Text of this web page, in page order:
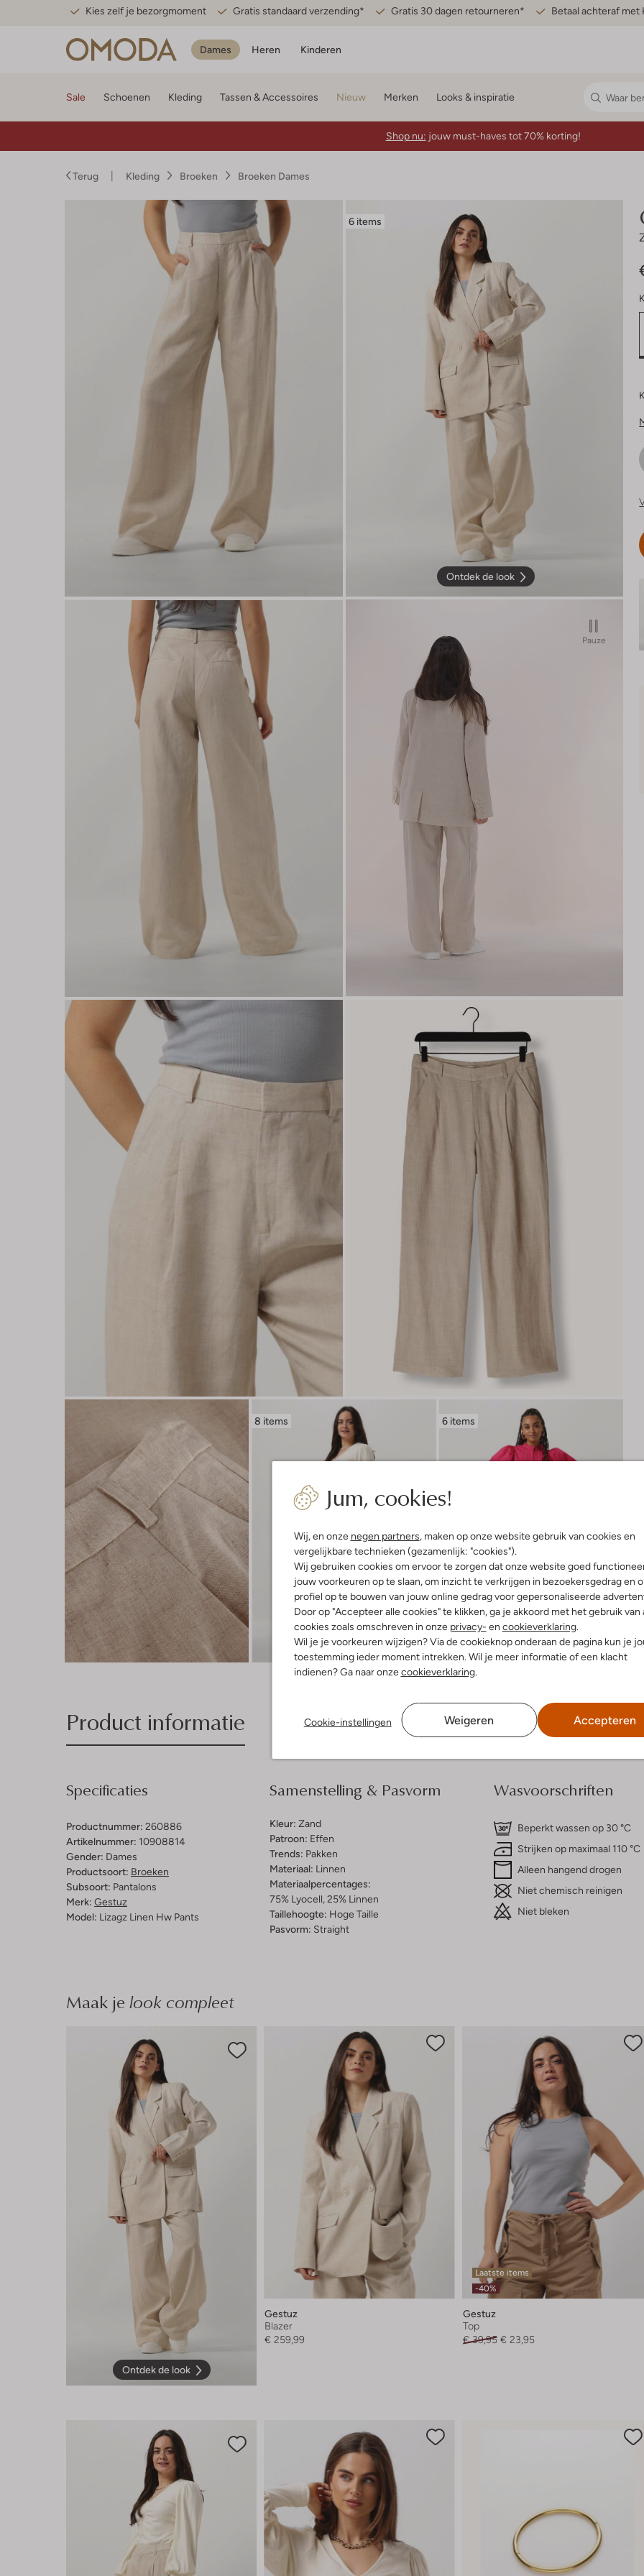
Kies zelf je bezorgmoment Gratis standaard verzending* Gratis 30 dagen retourneren* Betaal achteraf met
Dames Heren Kinderen
Jum, cookies!
Wij, en onze negen partners, maken op onze website gebruik van cookies en
vergelijkbare technieken (gezamenlijk: "cookies").
Wij gebruiken cookies om ervoor te zorgen dat onze website goed
jouw voorkeuren op te slaan, om inzicht te verkrijgen in bezoekersgedrag en
profiel op te bouwen van jouw online gedrag voor gepersonaliseerde
Door op "Accepteer alle cookies" te klikken, ga je akkoord met het gebruik van
cookies zoals omschreven in onze privacy- en cookieverklaring.
Wil je je voorkeuren wijzigen? Via de cookieknop onderaan de pagina kun je
toestemming ieder moment intrekken. Wil je meer informatie of een klacht
indienen? Ga naar onzecookieverklaring.
Cookie-instellingen Weigeren Accepteren
Sale Schoenen Kleding Tassen & Accessoires Nieuw Merken Looks & inspiratie
Shop nu: jouw must-haves tot 70% korting!
Terug Kleding Broeken Broeken Dames
6 items
Ontdek de look
Pauze
8 items
Ontdek de look
6 items
Ontdek de look
Product informatie Bezorgen & retourneren
Specificaties
Productnummer: 260886
Artikelnummer: 10908814
Gender: Dames
Productsoort: Broeken
Subsoort: Pantalons
Merk: Gestuz
Model: Lizagz Linen Hw Pants
Samenstelling & Pasvorm
Kleur: Zand
Patroon: Effen
Trends: Pakken
Materiaal: Linnen
Materiaalpercentages:
75% Lyocell, 25% Linnen
Taillehoogte: Hoge Taille
Pasvorm: Straight
Wasvoorschriften
Beperkt wassen op 30 °C
Strijken op maximaal 110 °C
Alleen hangend drogen
Niet chemisch reinigen
Niet bleken
Maak je look compleet
Ontdek de look
Gestuz
Blazer
€ 259,99
Laatste items
-40%
Gestuz
Top
€ 39,95 € 23,95